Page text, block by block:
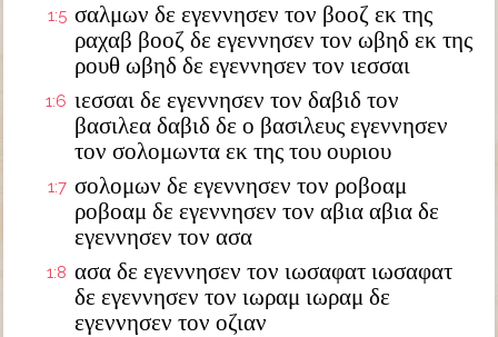
1:5 σαλμων δε εγεννησεν τον βοοζ εκ της
ραχαβ βοοζ δε εγεννησεν τον ωβηδ εκ της
ρουθ ωβηδ δε εγεννησεν τον ιεσσαι
1:6 ιεσσαι δε εγεννησεν τον δαβιδ τον
βασιλεα δαβιδ δε ο βασιλευς εγεννησεν
τον σολομωντα εκ της του ουριου
1:7 σολομων δε εγεννησεν τον ροβοαμ
ροβοαμ δε εγεννησεν τον αβια αβια δε
εγεννησεν τον ασα
1:8 ασα δε εγεννησεν τον ιωσαφατ ιωσαφατ
δε εγεννησεν τον ιωραμ ιωραμ δε
εγεννησεν τον οζιαν